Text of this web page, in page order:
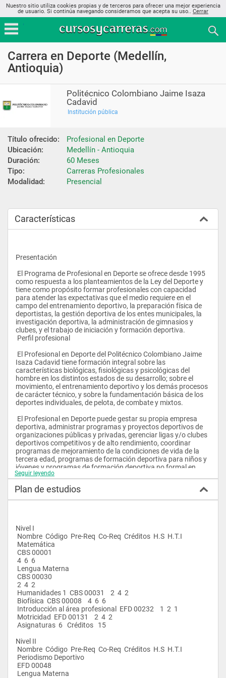
Nuestro sitio utiliza cookies propias y de terceros para ofrecer una mejor experiencia
de usuario. Si continúa navegando consideramos que acepta su uso.. Cerrar
Carrera en Deporte (Medellín,
Antioquia)
Politécnico Colombiano Jaime Isaza
Cadavid
Institución pública
Título ofrecido:
Profesional en Deporte
Ubicación:
Medellín - Antioquia
Duración:
60 Meses
Tipo:
Carreras Profesionales
Modalidad:
Presencial
Características
Presentación
como respuesta a los planteamientos de la Ley del Deporte y
tiene como propósito formar profesionales con capacidad
para atender las expectativas que el medio requiere en el
campo del entrenamiento deportivo, la preparación física de
deportistas, la gestión deportiva de los entes municipales, la
investigación deportiva, la administración de gimnasios y
clubes, y el trabajo de iniciación y formación deportiva.
Perfil profesional
Isaza Cadavid tiene formación integral sobre las
características biológicas, fisiológicas y psicológicas del
hombre en los distintos estados de su desarrollo; sobre el
movimiento, el entrenamiento deportivo y los demás procesos
de carácter técnico, y sobre la fundamentación básica de los
deportes individuales, de pelota, de combate y mixtos.
deportiva, administrar programas y proyectos deportivos de
organizaciones públicas y privadas, gerenciar ligas y/o clubes
deportivos competitivos y de alto rendimiento, coordinar
programas de mejoramiento de la condiciones de vida de la
tercera edad, programas de formación deportiva para niños y
jóvenes y programas de formación deportiva no formal en
gimnasios, academias y clubes deportivos.
El Profesional en Deporte puede desempeñarse como
administrador y gestor deportivo, entrenador, instructor,
El Profesional en Deporte está en capacidad de asumir el rol
de generador de procesos sociales, en calidad de gestor y/o
administrador deportivo; desarrollar investigación aplicada al
deporte, orientada al diagnóstico y la solución de problemas
de la actividad deportiva.
Misión
perfil técnico y táctico en las diversas disciplinas deportivas,
sea forjador de empresa y de la Gestión Deportiva.
Visión
en la Investigación Deportiva que permita la formación de un
Profesional pertinente con las demandas de los contextos
Regionales, Nacional e Internacional.
Objetivos del programa:
Seguir leyendo
Plan de estudios
Nivel I
Nombre  Código  Pre-Req  Co-Req  Créditos  H.S  H.T.I
Matemática
CBS 00001
4  6  6
Lengua Materna
CBS 00030
2  4  2
Humanidades 1  CBS 00031    2  4  2
Biofísica  CBS 00008    4  6  6
Introducción al área profesional  EFD 00232    1  2  1
Motricidad  EFD 00131    2  4  2
Asignaturas  6   Créditos   15
Nivel II
Nombre  Código  Pre-Req  Co-Req  Créditos  H.S  H.T.I
Periodismo Deportivo
EFD 00048
Lengua Materna